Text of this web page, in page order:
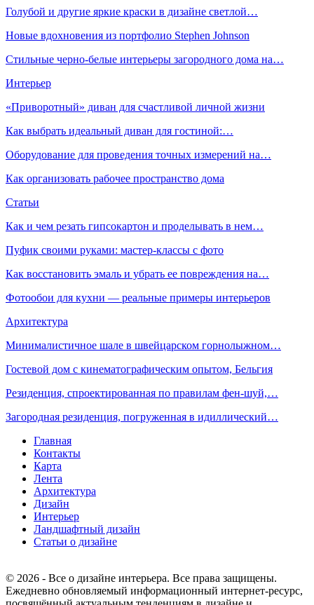
Голубой и другие яркие краски в дизайне светлой…
Новые вдохновения из портфолио Stephen Johnson
Стильные черно-белые интерьеры загородного дома на…
Интерьер
«Приворотный» диван для счастливой личной жизни
Как выбрать идеальный диван для гостиной:…
Оборудование для проведения точных измерений на…
Как организовать рабочее пространство дома
Статьи
Как и чем резать гипсокартон и проделывать в нем…
Пуфик своими руками: мастер-классы с фото
Как восстановить эмаль и убрать ее повреждения на…
Фотообои для кухни — реальные примеры интерьеров
Архитектура
Минималистичное шале в швейцарском горнолыжном…
Гостевой дом с кинематографическим опытом, Бельгия
Резиденция, спроектированная по правилам фен-шуй,…
Загородная резиденция, погруженная в идиллический…
Главная
Контакты
Карта
Лента
Архитектура
Дизайн
Интерьер
Ландшафтный дизайн
Статьи о дизайне
© 2026 - Все о дизайне интерьера. Все права защищены.
Ежедневно обновляемый информационный интернет-ресурс,